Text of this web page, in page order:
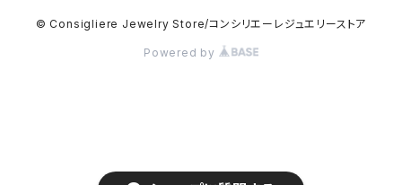
STERLING SILVER&24K VERMEIL
LEATHER
EARRING
STERLING SILVER&STONE
STERLING SILVER
T-shirt
Pendant
© Consigliere Jewelry Store/コンシリエーレジュエリーストア
Powered by